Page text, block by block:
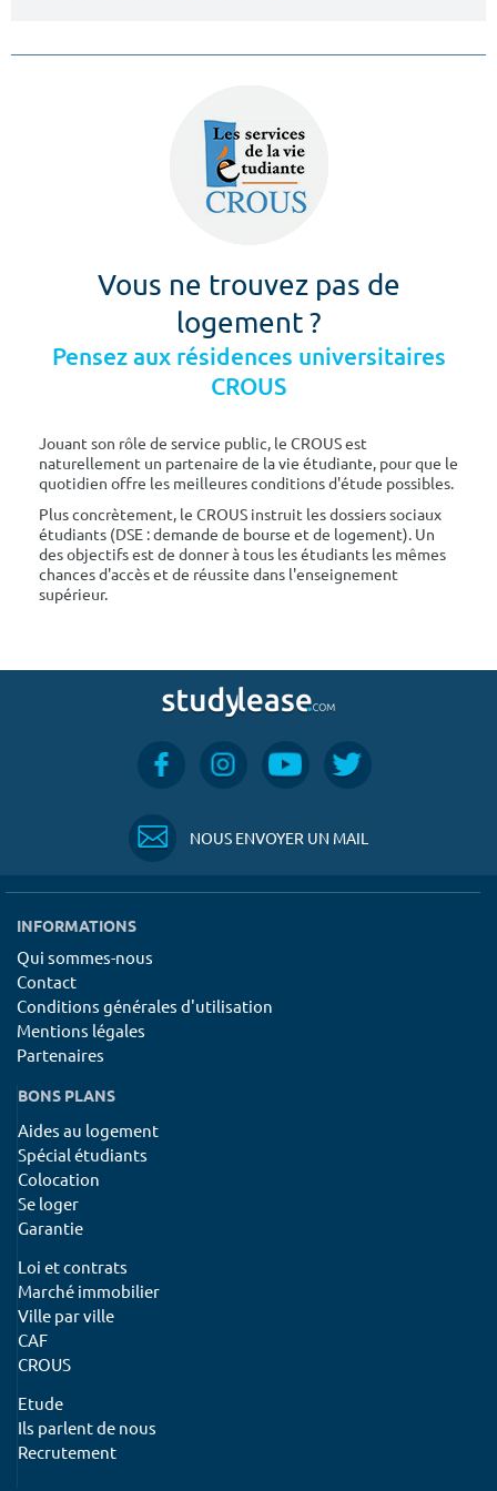
Vous ne trouvez pas de
logement ?
Pensez aux résidences universitaires
CROUS
Jouant son rôle de service public, le CROUS est
naturellement un partenaire de la vie étudiante, pour que le
quotidien offre les meilleures conditions d'étude possibles.
Plus concrètement, le CROUS instruit les dossiers sociaux
étudiants (DSE : demande de bourse et de logement). Un
des objectifs est de donner à tous les étudiants les mêmes
chances d'accès et de réussite dans l'enseignement
supérieur.
NOUS ENVOYER UN MAIL
INFORMATIONS
Qui sommes-nous
Contact
Conditions générales d'utilisation
Mentions légales
Partenaires
BONS PLANS
Aides au logement
Spécial étudiants
Colocation
Se loger
Garantie
Loi et contrats
Marché immobilier
Ville par ville
CAF
CROUS
Etude
Ils parlent de nous
Recrutement